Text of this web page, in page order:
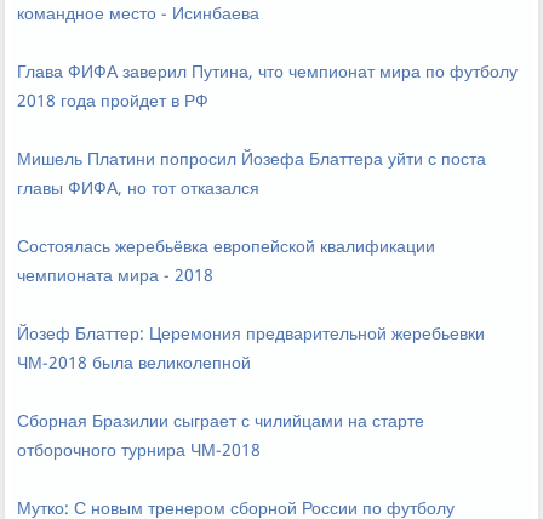
командное место - Исинбаева
Глава ФИФА заверил Путина, что чемпионат мира по футболу
2018 года пройдет в РФ
Мишель Платини попросил Йозефа Блаттера уйти с поста
главы ФИФА, но тот отказался
Состоялась жеребьёвка европейской квалификации
чемпионата мира - 2018
Йозеф Блаттер: Церемония предварительной жеребьевки
ЧМ-2018 была великолепной
Сборная Бразилии сыграет с чилийцами на старте
отборочного турнира ЧМ-2018
Мутко: С новым тренером сборной России по футболу